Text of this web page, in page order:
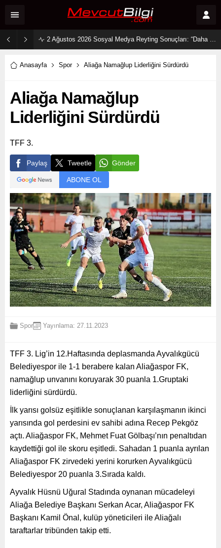
2 Ağustos 2026 Sosyal Medya Reyting Sonuçları: “Daha 17” Ekranlara Ambargo Koydu!
Anasayfa Spor Aliağa Namağlup Liderliğini Sürdürdü
Aliağa Namağlup
Liderliğini Sürdürdü
TFF 3.
Paylaş Tweetle Gönder
ABONE OL
Spor Yayınlama: 27.11.2023
TFF 3. Lig’in 12.Haftasında deplasmanda Ayvalıkgücü
Belediyespor ile 1-1 berabere kalan Aliağaspor FK,
namağlup unvanını koruyarak 30 puanla 1.Gruptaki
liderliğini sürdürdü.
İlk yarısı golsüz eşitlikle sonuçlanan karşılaşmanın ikinci
yarısında gol perdesini ev sahibi adına Recep Pekgöz
açtı. Aliağaspor FK, Mehmet Fuat Gölbaşı’nın penaltıdan
kaydettiği gol ile skoru eşitledi. Sahadan 1 puanla ayrılan
Aliağaspor FK zirvedeki yerini korurken Ayvalıkgücü
Belediyespor 20 puanla 3.Sırada kaldı.
Ayvalık Hüsnü Uğural Stadında oynanan mücadeleyi
Aliağa Belediye Başkanı Serkan Acar, Aliağaspor FK
Başkanı Kamil Önal, kulüp yöneticileri ile Aliağalı
taraftarlar tribünden takip etti.